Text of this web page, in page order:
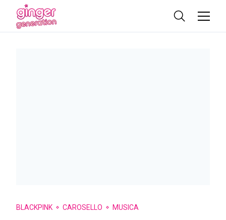
BLACKPINK CAROSELLO MUSICA